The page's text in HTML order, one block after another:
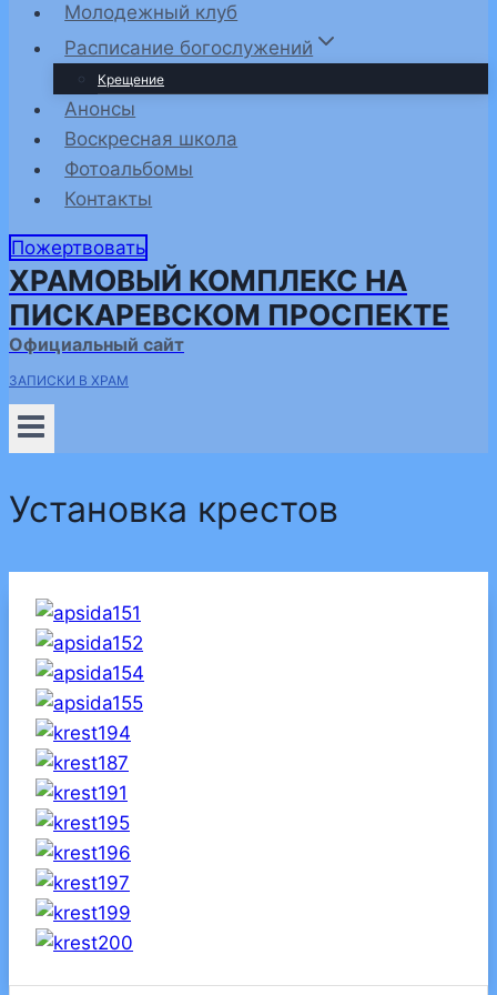
Молодежный клуб
Расписание богослужений
Крещение
Анонсы
Воскресная школа
Фотоальбомы
Контакты
Пожертвовать
ХРАМОВЫЙ КОМПЛЕКС НА
ПИСКАРЕВСКОМ ПРОСПЕКТЕ
Официальный сайт
ЗАПИСКИ В ХРАМ
Установка крестов